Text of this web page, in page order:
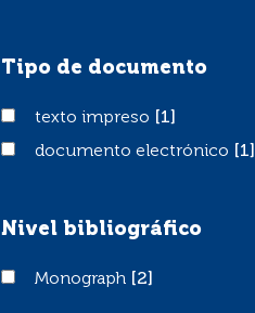
Tipo de documento
texto impreso
texto impreso
[1]
documento electrónico
documento electrónico [1]
Nivel bibliográfico
Monograph
Monograph [2]